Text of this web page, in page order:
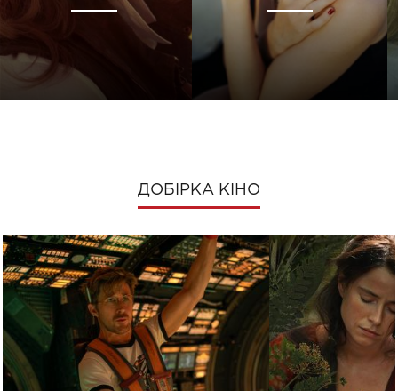
ДОБІРКА КІНО